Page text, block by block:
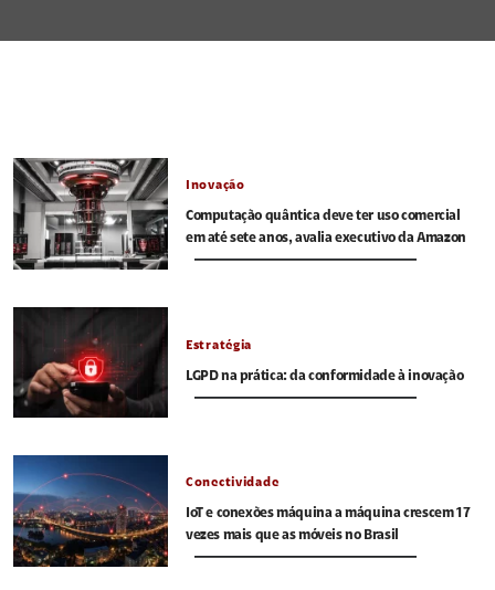
Inovação
Computação quântica deve ter uso comercial
em até sete anos, avalia executivo da Amazon
Estratégia
LGPD na prática: da conformidade à inovação
Conectividade
IoT e conexões máquina a máquina crescem 17
vezes mais que as móveis no Brasil